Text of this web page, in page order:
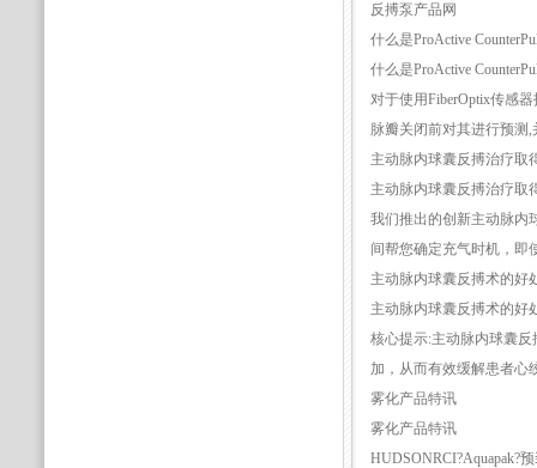
反搏泵产品网
什么是ProActive
什么是ProActive
对于使用FiberOptix传感
脉瓣关闭前对其进行预测
主动脉内球囊反搏治疗取
主动脉内球囊反搏治疗取
我们推出的创新主动脉内
间帮您确定充气时机，即
主动脉内球囊反搏术的好
主动脉内球囊反搏术的好
核心提示:主动脉内球囊
加，从而有效缓解患者心
雾化产品特讯
雾化产品特讯
HUDSONRCI?Aquapak?